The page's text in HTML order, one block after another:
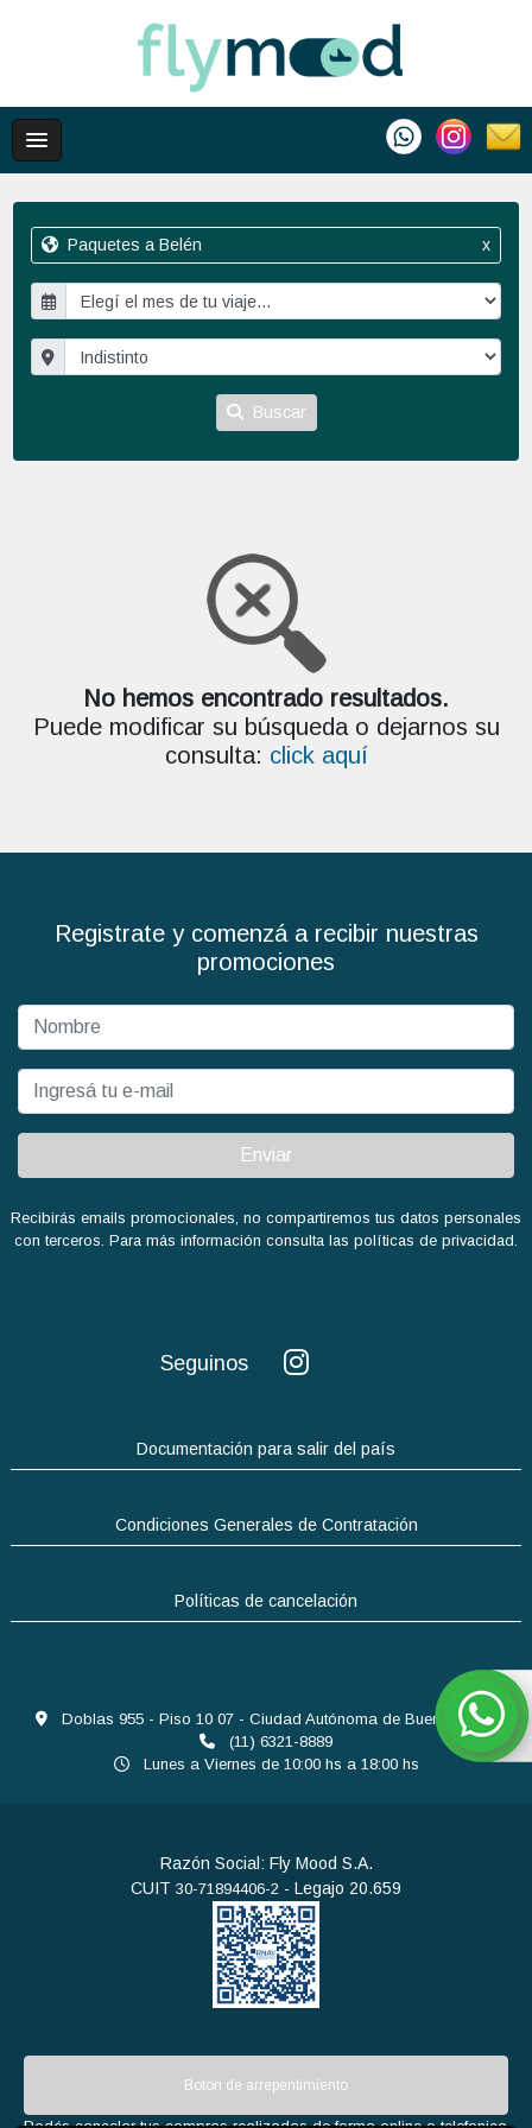
Paquetes a Belén x
Buscar
No hemos encontrado resultados.
Puede modificar su búsqueda o dejarnos su
consulta: click aquí
Registrate y comenzá a recibir nuestras
promociones
Enviar
Recibirás emails promocionales, no compartiremos tus datos personales
con terceros. Para más información consulta las políticas de privacidad.
Seguinos
Documentación para salir del país
Condiciones Generales de Contratación
Políticas de cancelación
Doblas 955 - Piso 10 07 - Ciudad Autónoma de Buenos Aires
(11) 6321-8889
Lunes a Viernes de 10:00 hs a 18:00 hs
Razón Social: Fly Mood S.A.
CUIT 30-71894406-2 - Legajo 20.659
Boton de arrepentimiento